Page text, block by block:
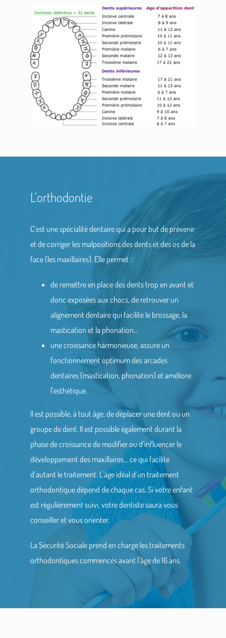
L’orthodontie
C’est une spécialité dentaire qui a pour but de prévenir
et de corriger les malpositions des dents et des os de la
face (les maxillaires). Elle permet :
de remettre en place des dents trop en avant et
donc exposées aux chocs, de retrouver un
alignement dentaire qui facilite le brossage, la
mastication et la phonation…
une croissance harmonieuse, assure un
fonctionnement optimum des arcades
dentaires (mastication, phonation) et améliore
l’esthétique.
Il est possible, à tout âge, de déplacer une dent ou un
groupe de dent. Il est possible également durant la
phase de croissance de modifier ou d’influencer le
développement des maxillaires… ce qui facilite
d’autant le traitement. L’âge idéal d’un traitement
orthodontique dépend de chaque cas. Si votre enfant
est régulièrement suivi, votre dentiste saura vous
conseiller et vous orienter.
La Sécurité Sociale prend en charge les traitements
orthodontiques commencés avant l’âge de 16 ans.